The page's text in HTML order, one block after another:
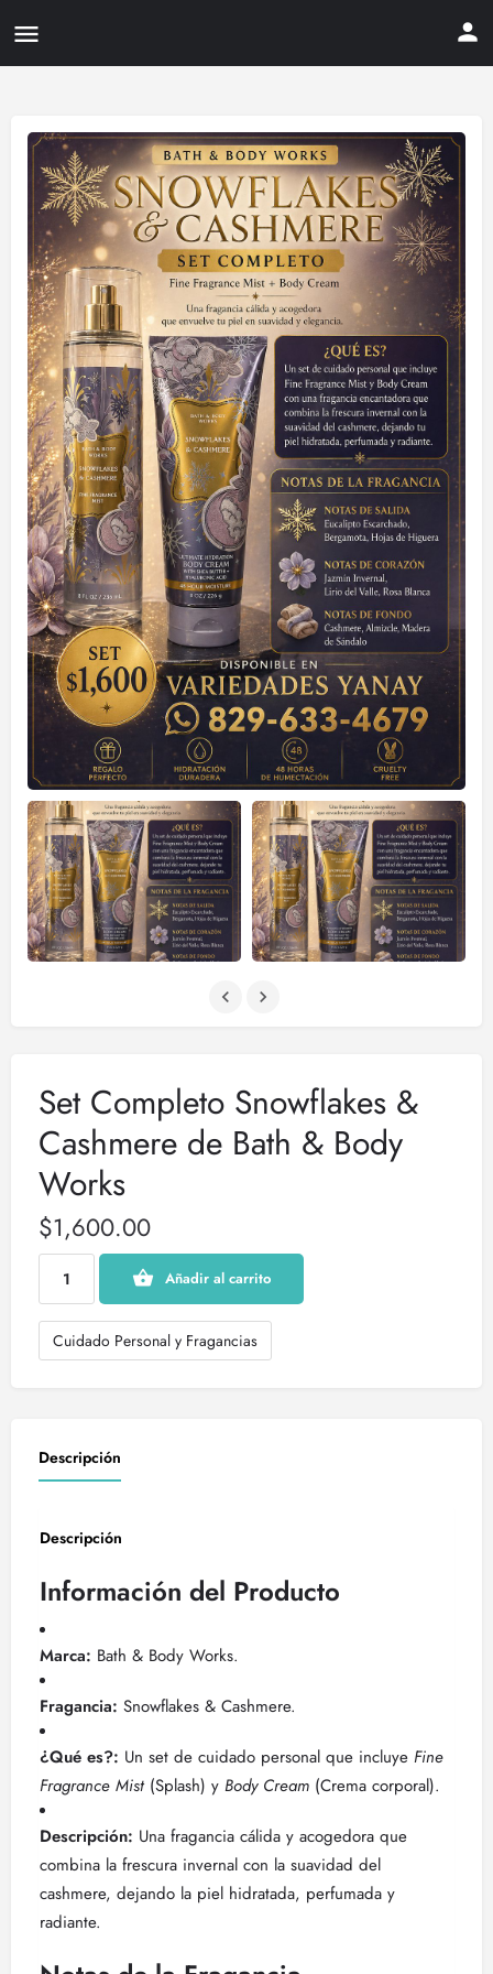
Set Completo Snowflakes &
Cashmere de Bath & Body
Works
$1,600.00
Añadir al carrito
Cuidado Personal y Fragancias
Descripción
Descripción
Información del Producto
Marca: Bath & Body Works.
Fragancia: Snowflakes & Cashmere.
¿Qué es?: Un set de cuidado personal que incluye Fine
Fragrance Mist(Splash) y Body Cream (Crema corporal).
Descripción: Una fragancia cálida y acogedora que
combina la frescura invernal con la suavidad del
cashmere, dejando la piel hidratada, perfumada y
radiante.